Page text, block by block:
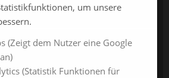
um unsere
(Zeigt dem Nutzer eine Google
(Statistik Funktionen für